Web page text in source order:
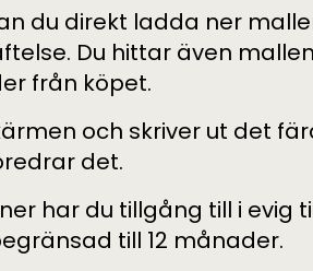
du direkt ladda ner
Du hittar även
från köpet.
och skriver ut det
det.
har du tillgång till i evig
till 12 månader.